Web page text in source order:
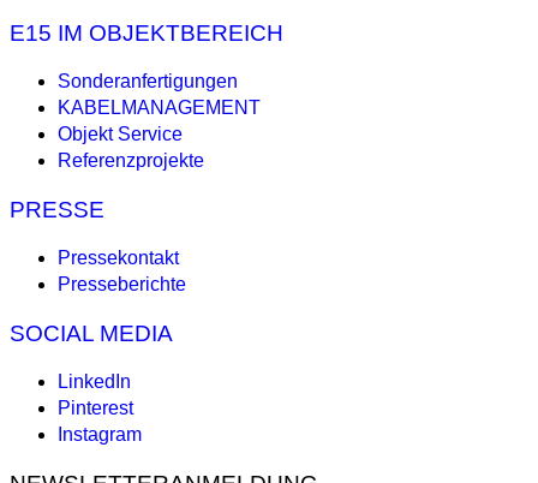
E15 IM OBJEKTBEREICH
Sonderanfertigungen
KABELMANAGEMENT
Objekt Service
Referenzprojekte
PRESSE
Pressekontakt
Presseberichte
SOCIAL MEDIA
LinkedIn
Pinterest
Instagram